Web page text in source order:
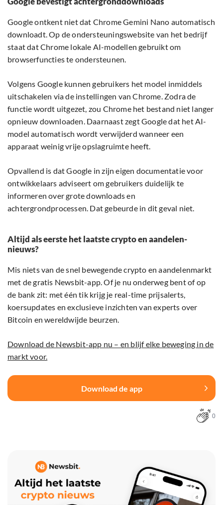
Google ontkent niet dat Chrome Gemini Nano automatisch
downloadt. Op de ondersteuningswebsite van het bedrijf
staat dat Chrome lokale AI-modellen gebruikt om
browserfuncties te ondersteunen.
Volgens Google kunnen gebruikers het model inmiddels
uitschakelen via de instellingen van Chrome. Zodra de
functie wordt uitgezet, zou Chrome het bestand niet langer
opnieuw downloaden. Daarnaast zegt Google dat het AI-
model automatisch wordt verwijderd wanneer een
apparaat weinig vrije opslagruimte heeft.
Opvallend is dat Google in zijn eigen documentatie voor
ontwikkelaars adviseert om gebruikers duidelijk te
informeren over grote downloads en
achtergrondprocessen. Dat gebeurde in dit geval niet.
Altijd als eerste het laatste crypto en aandelen-
nieuws?
Mis niets van de snel bewegende crypto en aandelenmarkt
met de gratis Newsbit-app. Of je nu onderweg bent of op
de bank zit: met één tik krijg je real-time prijsalerts,
koersupdates en exclusieve inzichten van experts over
Bitcoin en wereldwijde beurzen.
Download de Newsbit-app nu – en blijf elke beweging in de
markt voor.
Download de app
0